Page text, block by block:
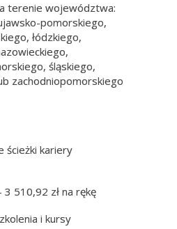
terenie województwa:
pomorskiego,
łódzkiego,
śląskiego,
zachodniopomorskiego
ścieżki kariery
510,92 zł na rękę
i kursy